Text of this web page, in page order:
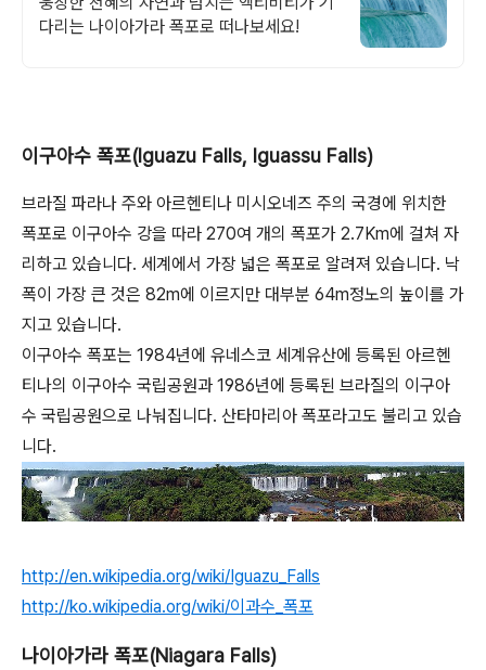
다리는 나이아가라 폭포로 떠나보세요!
이구아수 폭포(Iguazu Falls, Iguassu Falls)
브라질 파라나 주와 아르헨티나 미시오네즈 주의 국경에 위치한
폭포로 이구아수 강을 따라 270여 개의 폭포가 2.7Km에 걸쳐 자
리하고 있습니다. 세계에서 가장 넓은 폭포로 알려져 있습니다. 낙
폭이 가장 큰 것은 82m에 이르지만 대부분 64m정노의 높이를 가
지고 있습니다.
이구아수 폭포는 1984년에 유네스코 세계유산에 등록된 아르헨
티나의 이구아수 국립공원과 1986년에 등록된 브라질의 이구아
수 국립공원으로 나눠집니다. 산타마리아 폭포라고도 불리고 있습
니다.
http://en.wikipedia.org/wiki/Iguazu_Falls
http://ko.wikipedia.org/wiki/이과수_폭포
나이아가라 폭포(Niagara Falls)